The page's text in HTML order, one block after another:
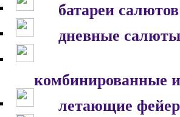
батареи салютов
дневные салюты
комбинированные
летающие